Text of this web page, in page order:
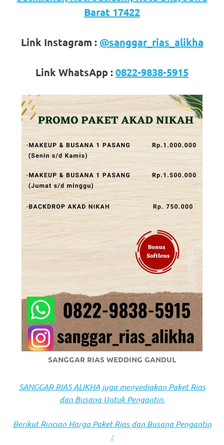
80%
replica
watches.
click
fake
watches.
the
facts
https://www.stockswatches.com
https://
check
this
link
right
now
https://www.domainwatches.com
visit
Barat 17422
Link Instagram : @sanggar_rias_alikha
Link WhatsApp :0822-9838-5915
SANGGAR RIAS WEDDING GANDUL
SANGGAR RIAS ALIKHA juga menyediakan Paket Rias
dan Busana Untuk Pengantin.
Berikut Rincian Harga Paket Rias dan Busana Pengantin
: